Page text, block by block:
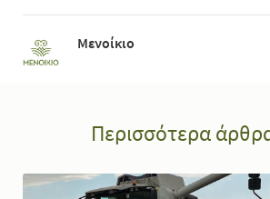
Μενοίκιο
Περισσότερα